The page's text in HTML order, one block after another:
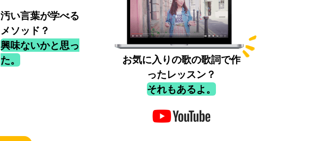
汚い言葉が学べる
メソッド？
興味ないかと思っ
た。
お気に入りの歌の歌詞で作
ったレッスン？
それもあるよ。